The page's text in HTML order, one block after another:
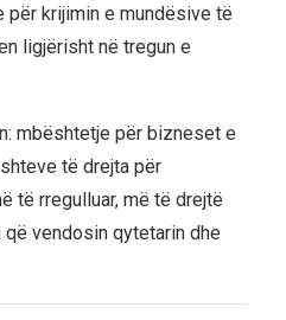
për krijimin e mundësive të
ligjërisht në tregun e
mbështetje për bizneset e
të drejta për
të rregulluar, më të drejtë
vendosin qytetarin dhe